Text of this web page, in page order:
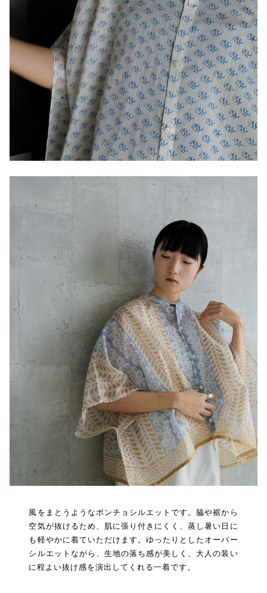
風をまとうようなポンチョシルエットです。脇や裾から
空気が抜けるため、肌に張り付きにくく、蒸し暑い日に
も軽やかに着ていただけます。ゆったりとしたオーバー
シルエットながら、生地の落ち感が美しく、大人の装い
に程よい抜け感を演出してくれる一着です。